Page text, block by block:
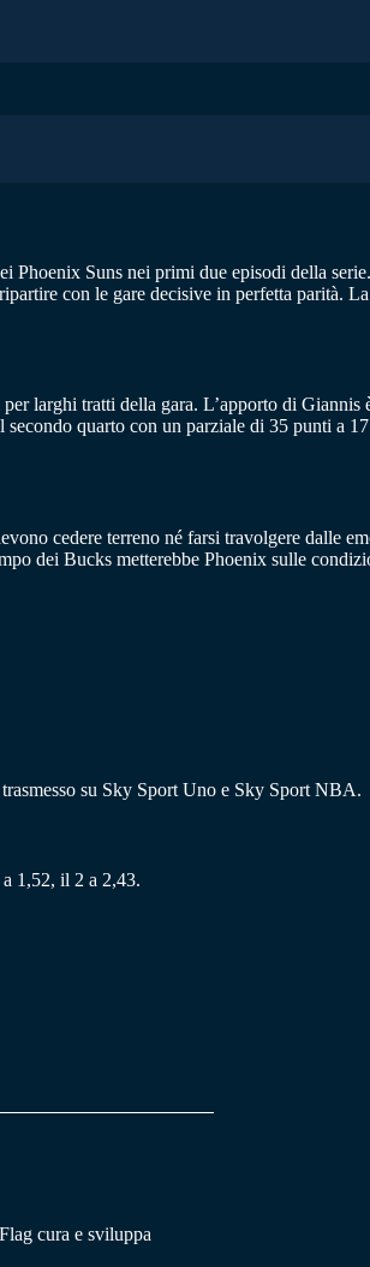
Suns nei primi due episodi della
con le gare decisive in perfetta parità.
larghi tratti della gara. L’apporto di
quarto con un parziale di 35 punti a
cedere terreno né farsi travolgere dalle
dei Bucks metterebbe Phoenix sulle
su Sky Sport Uno e Sky Sport NBA.
1,52, il 2 a 2,43.
cura e sviluppa